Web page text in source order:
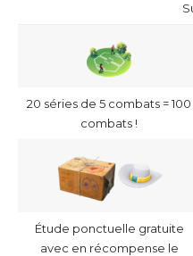
20 séries de 5 combats = 100
combats !
Étude ponctuelle gratuite
avec en récompense le